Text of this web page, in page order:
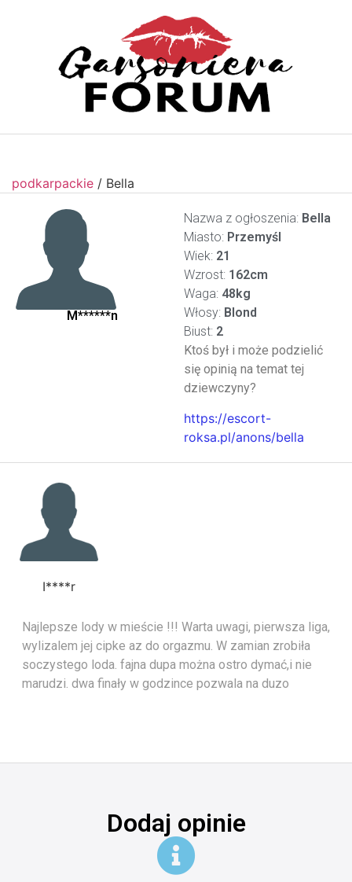
podkarpackie / Bella
M******n
Nazwa z ogłoszenia: Bella
Miasto: Przemyśl
Wiek: 21
Wzrost: 162cm
Waga: 48kg
Włosy: Blond
Biust: 2
Ktoś był i może podzielić
się opinią na temat tej
dziewczyny?
https://escort-
roksa.pl/anons/bella
I****r
Najlepsze lody w mieście !!! Warta uwagi, pierwsza liga,
wylizalem jej cipke az do orgazmu. W zamian zrobiła
soczystego loda. fajna dupa można ostro dymać,i nie
marudzi. dwa finały w godzince pozwala na duzo
Dodaj opinie